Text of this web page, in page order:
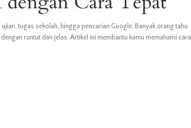
tugas sekolah, hingga pencarian Google. Banyak orang tahu
runtut dan jelas. Artikel ini membantu kamu memahami cara